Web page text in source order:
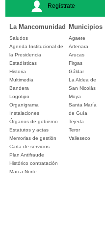
Regístrate
La Mancomunidad Municipios
Saludos
Agenda Institucional de
la Presidencia
Estadísticas
Historia
Multimedia
Bandera
Logotipo
Organigrama
Instalaciones
Órganos de gobierno
Estatutos y actas
Memorias de gestión
Carta de servicios
Plan Antifraude
Histórico contratación
Marca Norte
Agaete
Artenara
Arucas
Firgas
Gáldar
La Aldea de
San Nicolás
Moya
Santa María
de Guía
Tejeda
Teror
Valleseco